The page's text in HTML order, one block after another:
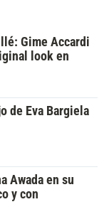
Gime Accardi
look en
de Eva Bargiela
Awada en su
y con